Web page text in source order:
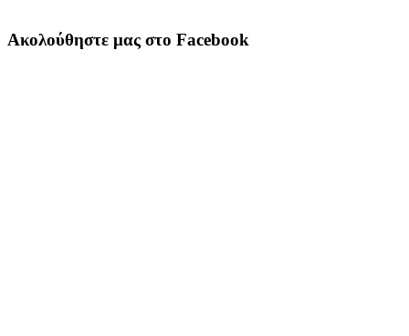
Ακολούθηστε μας στο Facebook